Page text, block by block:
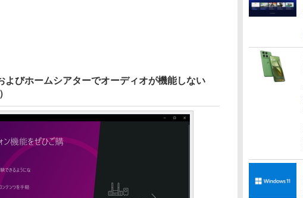
びホームシアターでオーディオが機能しない